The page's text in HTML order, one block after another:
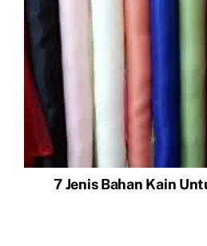
7 Jenis Bahan Kain